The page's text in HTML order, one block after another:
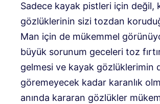
Sadece kayak pistleri için değil,
gözlüklerinin sizi tozdan
Man için de mükemmel
büyük sorunum geceleri toz
gelmesi ve kayak gözlüklerimin
göremeyecek kadar karanlık
anında kararan gözlükler